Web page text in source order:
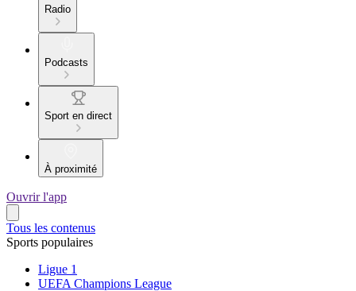
Radio
Podcasts
Sport en direct
À proximité
Ouvrir l'app
Tous les contenus
Sports populaires
Ligue 1
UEFA Champions League